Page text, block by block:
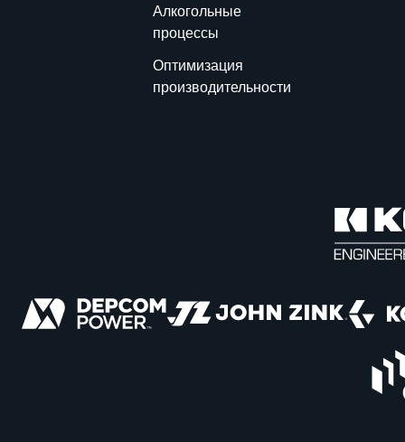
Алкогольные
процессы
Оптимизация
производительности